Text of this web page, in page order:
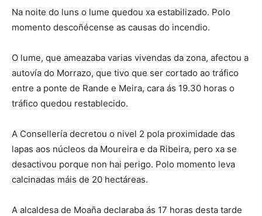
Na noite do luns o lume quedou xa estabilizado. Polo
momento descoñécense as causas do incendio.
O lume, que ameazaba varias vivendas da zona, afectou a
autovía do Morrazo, que tivo que ser cortado ao tráfico
entre a ponte de Rande e Meira, cara ás 19.30 horas o
tráfico quedou restablecido.
A Consellería decretou o nivel 2 pola proximidade das
lapas aos núcleos da Moureira e da Ribeira, pero xa se
desactivou porque non hai perigo. Polo momento leva
calcinadas máis de 20 hectáreas.
A alcaldesa de Moaña declaraba ás 17 horas desta tarde